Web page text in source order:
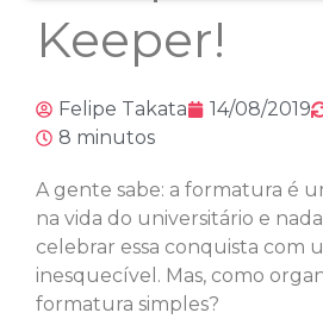
Keeper!
Felipe Takata 14/08/2019
8 minutos
A gente sabe: a formatura é
na vida do universitário e
celebrar essa conquista com
inesquecível. Mas, como
formatura simples?